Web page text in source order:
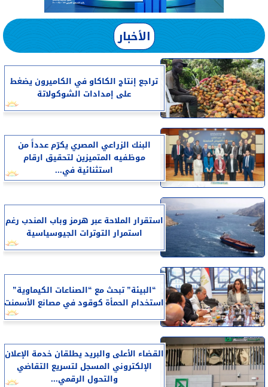
الأخبار
تراجع إنتاج الكاكاو في الكاميرون يضغط
على إمدادات الشوكولاتة
البنك الزراعي المصري يكرّم عدداً من
موظفيه المتميزين لتحقيق ارقام
استثنائية في...
استقرار الملاحة عبر هرمز وباب المندب رغم
استمرار التوترات الجيوسياسية
“البيئة” تبحث مع “الصناعات الكيماوية”
استخدام الحمأة كوقود في مصانع الأسمنت
القضاء الأعلى والبريد يطلقان خدمة الإعلان
الإلكتروني المسجل لتسريع التقاضي
والتحول الرقمي...